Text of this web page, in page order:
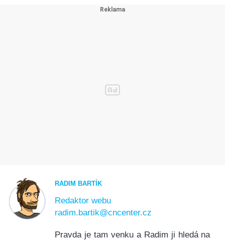
RADIM BARTÍK
Redaktor webu
radim.bartik@cncenter.cz
Pravda je tam venku a Radim ji hledá na